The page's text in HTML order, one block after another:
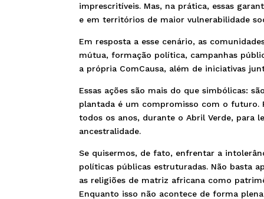
imprescritíveis. Mas, na prática, essas
e em territórios de maior vulnerabilidade
Em resposta a esse cenário, as
mútua, formação política, campanhas
a própria ComCausa, além de iniciativas
Essas ações são mais do que simbólicas:
plantada é um compromisso com o futuro.
todos os anos, durante o Abril Verde, para
ancestralidade.
Se quisermos, de fato, enfrentar a
políticas públicas estruturadas. Não basta
as religiões de matriz africana como
Enquanto isso não acontece de forma